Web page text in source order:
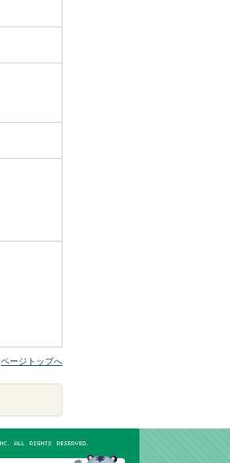
ページトップへ